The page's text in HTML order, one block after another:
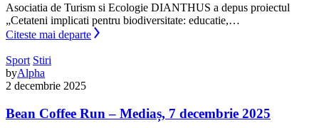
Asociatia de Turism si Ecologie DIANTHUS a depus proiectul
„Cetateni implicati pentru biodiversitate: educatie,…
Citeste mai departe
Sport Stiri
byAlpha
2 decembrie 2025
Bean Coffee Run – Mediaș, 7 decembrie 2025